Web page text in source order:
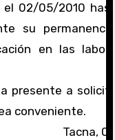
el 02/05/2010
su
en las
a solicitud
conveniente.
Tacna,